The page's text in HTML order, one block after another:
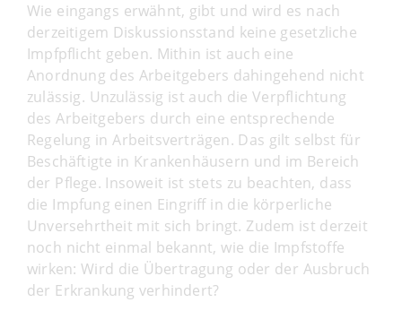
Wie eingangs erwähnt, gibt und wird es nach
derzeitigem Diskussionsstand keine gesetzliche
Impfpflicht geben. Mithin ist auch eine
Anordnung des Arbeitgebers dahingehend nicht
zulässig. Unzulässig ist auch die Verpflichtung
des Arbeitgebers durch eine entsprechende
Regelung in Arbeitsverträgen. Das gilt selbst für
Beschäftigte in Krankenhäusern und im Bereich
der Pflege. Insoweit ist stets zu beachten, dass
die Impfung einen Eingriff in die körperliche
Unversehrtheit mit sich bringt. Zudem ist derzeit
noch nicht einmal bekannt, wie die Impfstoffe
wirken: Wird die Übertragung oder der Ausbruch
der Erkrankung verhindert?